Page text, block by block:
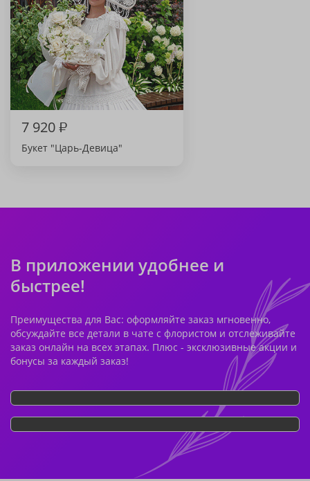
7 920₽
Букет "Царь-Девица"
В приложении удобнее и
быстрее!
Преимущества для Вас: оформляйте заказ мгновенно,
обсуждайте все детали в чате с флористом и отслеживайте
заказ онлайн на всех этапах. Плюс - эксклюзивные акции и
бонусы за каждый заказ!